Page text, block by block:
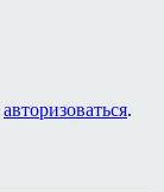
авторизоваться.